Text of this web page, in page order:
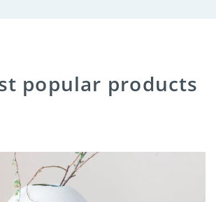
popular products